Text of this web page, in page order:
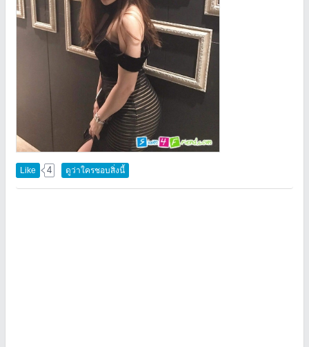
Like 4 ดูว่าใครชอบสิ่งนี้